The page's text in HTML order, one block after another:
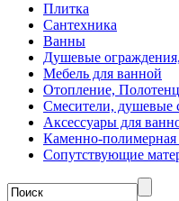
Плитка
Сантехника
Ванны
Душевые
Мебель для ванной
Отопление,
Смесители, душевые
Аксессуары для
Каменно-полимерная
Сопутствующие